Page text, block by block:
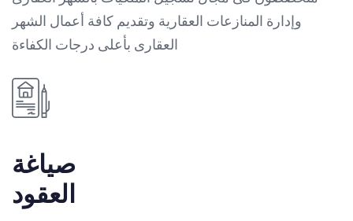
وإدارة المنازعات العقارية وتقديم كافة أعمال الشهر
العقارى بأعلى درجات الكفاءة
صياغة
العقود